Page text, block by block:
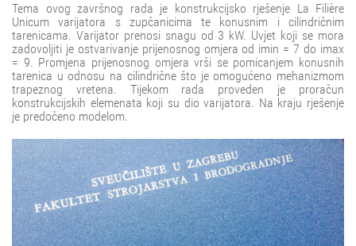
Tema ovog završnog rada je konstrukcijsko rješenje La Filière
Unicum varijatora s zupčanicima te konusnim i cilindričnim
tarenicama. Varijator prenosi snagu od 3 kW. Uvjet koji se mora
zadovoljiti je ostvarivanje prijenosnog omjera od imin = 7 do imax
= 9. Promjena prijenosnog omjera vrši se pomicanjem konusnih
tarenica u odnosu na cilindrične što je omogućeno mehanizmom
trapeznog vretena. Tijekom rada proveden je proračun
konstrukcijskih elemenata koji su dio varijatora. Na kraju rješenje
je predočeno modelom.